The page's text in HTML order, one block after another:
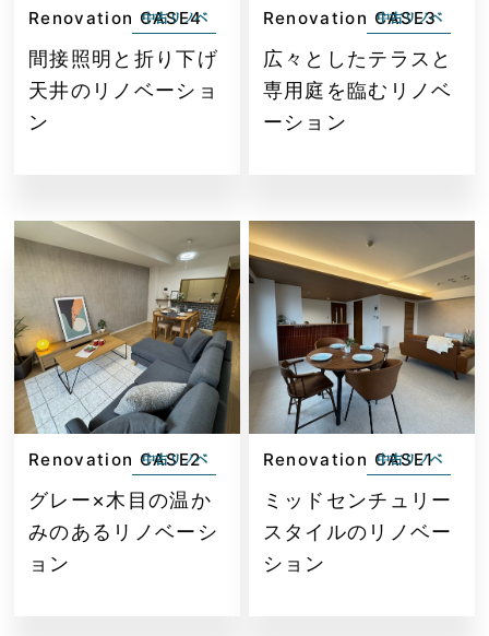
中古リノベ
Renovation CASE4
間接照明と折り下げ
天井のリノベーショ
ン
中古リノベ
Renovation CASE3
広々としたテラスと
専用庭を臨むリノベ
ーション
中古リノベ
Renovation CASE2
グレー×木目の温か
みのあるリノベーシ
ョン
中古リノベ
Renovation CASE1
ミッドセンチュリー
スタイルのリノベー
ション